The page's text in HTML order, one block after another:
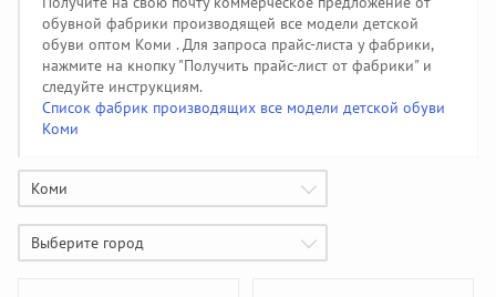
обувной фабрики производящей все модели детской
обуви оптом Коми . Для запроса прайс-листа у фабрики,
нажмите на кнопку "Получить прайс-лист от фабрики" и
следуйте инструкциям.
Список фабрик производящих все модели детской обуви
Коми
Коми
Выберите город